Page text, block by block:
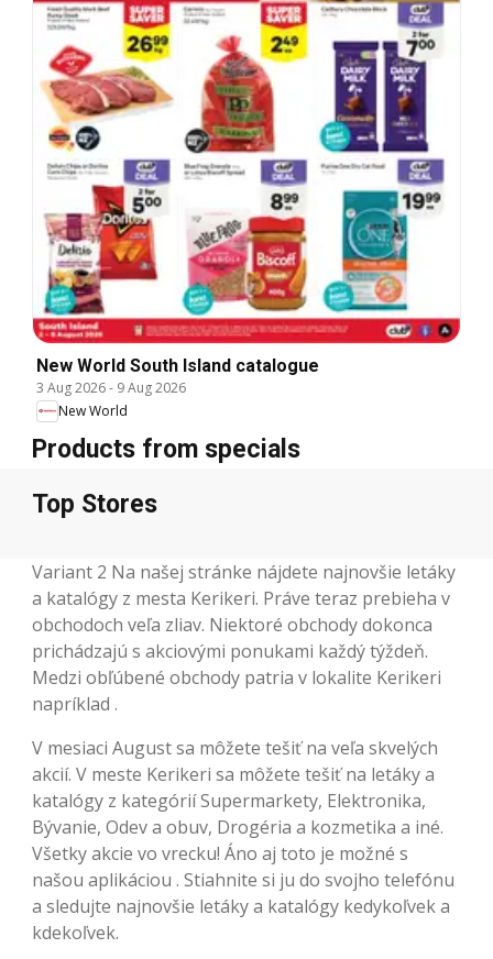
New World South Island catalogue
3 Aug 2026- 9 Aug 2026
New World
Products from specials
Top Stores
Variant 2 Na našej stránke nájdete najnovšie letáky
a katalógy z mesta Kerikeri. Práve teraz prebieha v
obchodoch veľa zliav. Niektoré obchody dokonca
prichádzajú s akciovými ponukami každý týždeň.
Medzi obľúbené obchody patria v lokalite Kerikeri
napríklad .
V mesiaci August sa môžete tešiť na veľa skvelých
akcií. V meste Kerikeri sa môžete tešiť na letáky a
katalógy z kategórií Supermarkety, Elektronika,
Bývanie, Odev a obuv, Drogéria a kozmetika a iné.
Všetky akcie vo vrecku! Áno aj toto je možné s
našou aplikáciou . Stiahnite si ju do svojho telefónu
a sledujte najnovšie letáky a katalógy kedykoľvek a
kdekoľvek.